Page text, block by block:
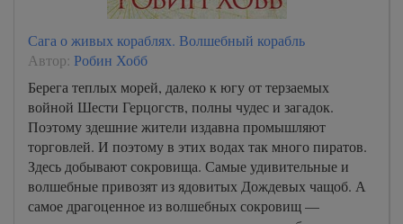
Сага о живых кораблях. Волшебный корабль
Автор: Робин Хобб
Берега теплых морей, далеко к югу от терзаемых
войной Шести Герцогств, полны чудес и загадок.
Поэтому здешние жители издавна промышляют
торговлей. И поэтому в этих водах так много пиратов.
Здесь добывают сокровища. Самые удивительные и
волшебные привозят из ядовитых Дождевых чащоб. А
самое драгоценное из волшебных сокровищ —